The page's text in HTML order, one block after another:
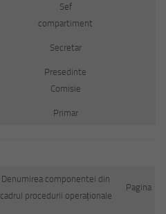
Sef
compartiment
Secretar
Presedinte
Comisie
Primar
Denumirea componentei din
cadrul procedurii operaționale
Pagina